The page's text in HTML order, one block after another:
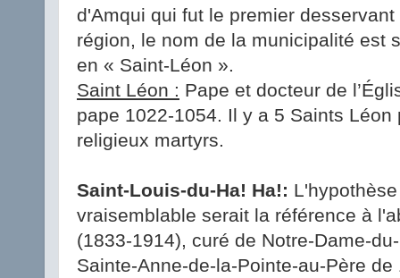
d'Amqui qui fut le premier
région, le nom de la municipalité est
en « Saint-Léon ».
Saint Léon : Pape et docteur de
pape 1022-1054. Il y a 5 Saints
religieux martyrs.
Saint-Louis-du-Ha! Ha!:
vraisemblable serait la référence à
(1833-1914), curé de Notre-Dame-
Sainte-Anne-de-la-Pointe-au-Père